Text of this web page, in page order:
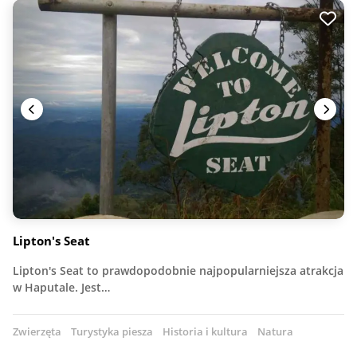
Lipton's Seat
Lipton's Seat to prawdopodobnie najpopularniejsza atrakcja
w Haputale. Jest…
Zwierzęta Turystyka piesza Historia i kultura Natura